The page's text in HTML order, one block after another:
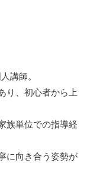
講師。
り、初心者から上
族単位での指導経
に向き合う姿勢が